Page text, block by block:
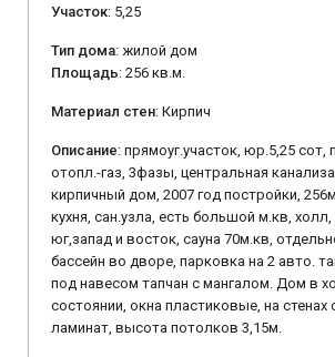
Участок: 5,25
Тип дома: жилой дом
Площадь: 256 кв.м.
Материал стен: Кирпич
Описание: прямоуг.участок, юр.5,25 сот,
отопл.-газ, 3фазы, центральная
кирпичный дом, 2007 год постройки,
кухня, сан.узла, есть большой м.кв, холл,
юг,запад и восток, сауна 70м.кв,
бассейн во дворе, парковка на 2 авто.
под навесом тапчан с мангалом. Дом в
состоянии, окна пластиковые, на стенах
ламинат, высота потолков 3,15м.